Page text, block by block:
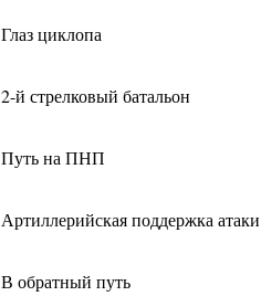
Глаз циклопа
2-й стрелковый батальон
Путь на ПНП
Артиллерийская поддержка атаки
В обратный путь